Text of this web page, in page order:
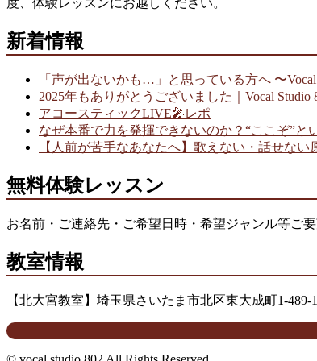
度、体験レッスンにお越しください。
新着情報
「声が出ないかも…」と思っている方へ 〜
2025年もありがとうございました｜Vocal Studio
アコースティックLIVE🎤レポ
なぜ本番で力を発揮できないのか？“ここぞ”
【人前が苦手なあなたへ】歌えない・話せない
無料体験レッスン
お名前・ご連絡先・ご希望日時・希望ジャンル等ご
教室情報
【北大宮教室】埼玉県さいたま市北区東大成町1-489-